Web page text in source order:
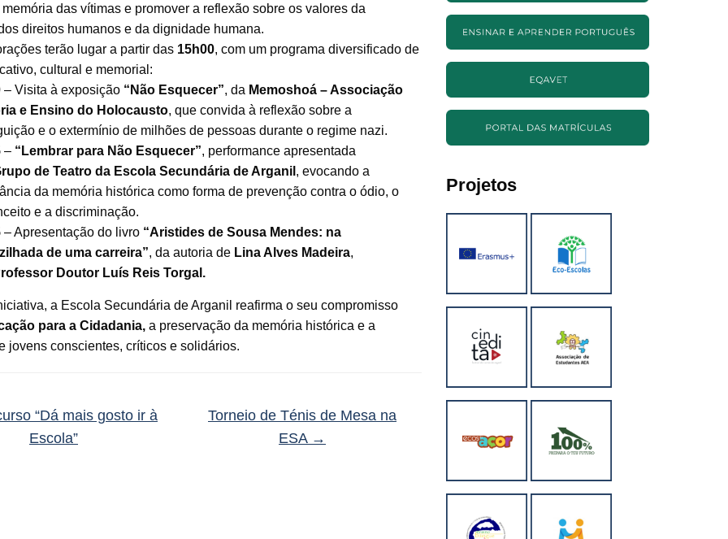
das vítimas e promover a reflexão sobre os valores da
direitos humanos e da dignidade humana.
terão lugar a partir das 15h00, com um programa diversificado de
cultural e memorial:
– Visita à exposição “Não Esquecer”, da Memoshoá – Associação
e Ensino do Holocausto, que convida à reflexão sobre a
e o extermínio de milhões de pessoas durante o regime nazi.
– “Lembrar para Não Esquecer”, performance apresentada
de Teatro da Escola Secundária de Arganil , evocando a
da memória histórica como forma de prevenção contra o ódio, o
e a discriminação.
– Apresentação do livro “Aristides de Sousa Mendes: na
de uma carreira”, da autoria de Lina Alves Madeira,
Doutor Luís Reis Torgal.
a Escola Secundária de Arganil reafirma o seu compromisso
para a Cidadania, a preservação da memória histórica e a
jovens conscientes, críticos e solidários.
“Dá mais gosto ir à
Escola”
Torneio de Ténis de Mesa na
ESA →
Projetos